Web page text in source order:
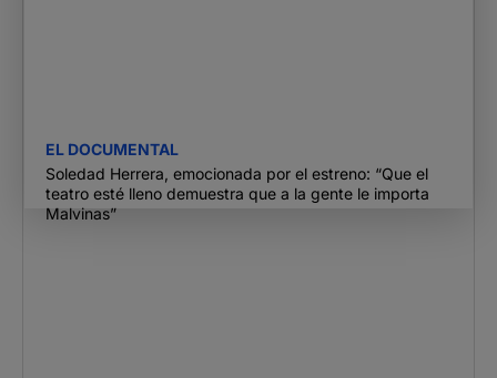
EL DOCUMENTAL
Soledad Herrera, emocionada por el estreno: “Que el
teatro esté lleno demuestra que a la gente le importa
Malvinas”